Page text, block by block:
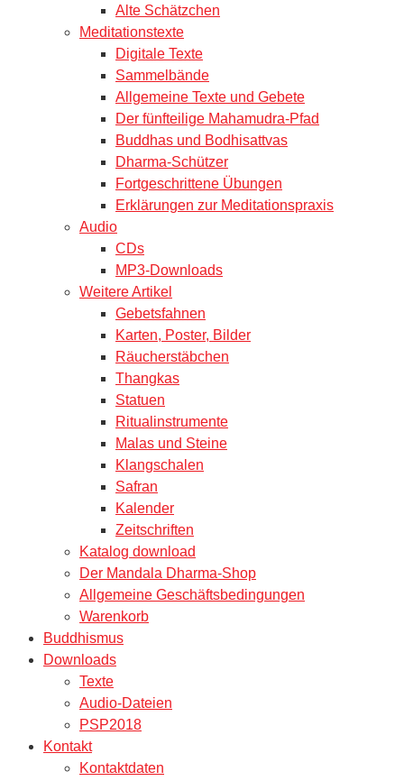
Alte Schätzchen
Meditationstexte
Digitale Texte
Sammelbände
Allgemeine Texte und Gebete
Der fünfteilige Mahamudra-Pfad
Buddhas und Bodhisattvas
Dharma-Schützer
Fortgeschrittene Übungen
Erklärungen zur Meditationspraxis
Audio
CDs
MP3-Downloads
Weitere Artikel
Gebetsfahnen
Karten, Poster, Bilder
Räucherstäbchen
Thangkas
Statuen
Ritualinstrumente
Malas und Steine
Klangschalen
Safran
Kalender
Zeitschriften
Katalog download
Der Mandala Dharma-Shop
Allgemeine Geschäftsbedingungen
Warenkorb
Buddhismus
Downloads
Texte
Audio-Dateien
PSP2018
Kontakt
Kontaktdaten